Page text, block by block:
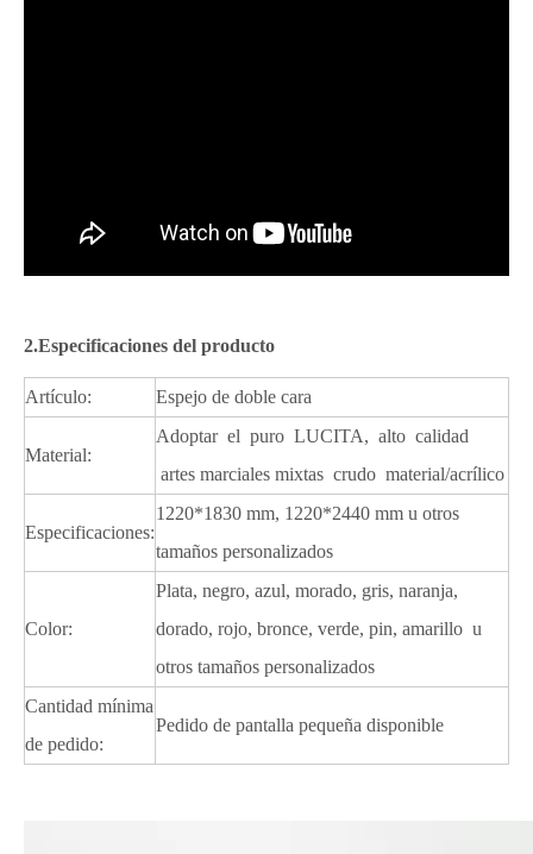
2.Especificaciones del producto
Artículo: Espejo de doble cara
Material:
Adoptar el puro LUCITA, alto calidad
artes marciales mixtas crudo material/acrílico
Especificaciones:
1220*1830 mm, 1220*2440 mm u otros
tamaños personalizados
Color:
Plata, negro, azul, morado, gris, naranja,
dorado, rojo, bronce, verde, pin, amarillo u
otros tamaños personalizados
Cantidad mínima
de pedido:
Pedido de pantalla pequeña disponible